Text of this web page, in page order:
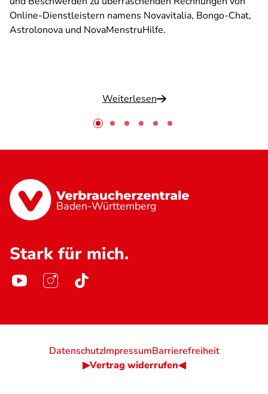
Online-Dienstleistern namens Novavitalia, Bongo-Chat,
Astrolonova und NovaMenstruHilfe.
Weiterlesen
Baden-Württemberg
Stark für mich.
DatenschutzImpressumBarrierefreiheit
▶Vertrag widerrufen◀